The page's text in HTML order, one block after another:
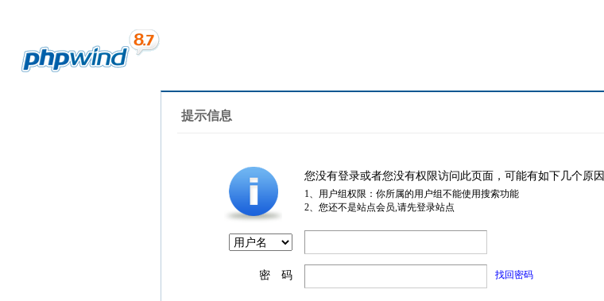
提示信息
您没有登录或者您没有权限访问此页面，可能有如下几个原因
1、用户组权限：你所属的用户组不能使用搜索功能
2、您还不是站点会员,请先登录站点
密 码 找回密码